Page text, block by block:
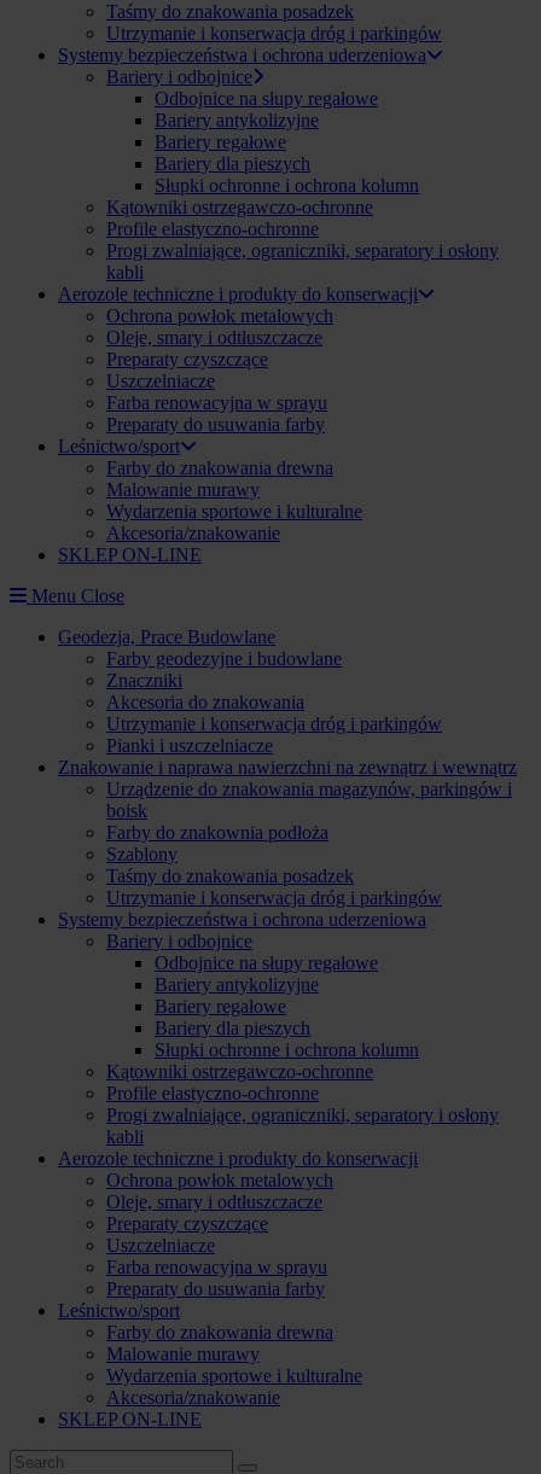
Taśmy do znakowania posadzek
Utrzymanie i konserwacja dróg i parkingów
Systemy bezpieczeństwa i ochrona uderzeniowa
Bariery i odbojnice
Odbojnice na słupy regałowe
Bariery antykolizyjne
Bariery regałowe
Bariery dla pieszych
Słupki ochronne i ochrona kolumn
Kątowniki ostrzegawczo-ochronne
Profile elastyczno-ochronne
Progi zwalniające, ograniczniki, separatory i osłony
kabli
Aerozole techniczne i produkty do konserwacji
Ochrona powłok metalowych
Oleje, smary i odtłuszczacze
Preparaty czyszczące
Uszczelniacze
Farba renowacyjna w sprayu
Preparaty do usuwania farby
Leśnictwo/sport
Farby do znakowania drewna
Malowanie murawy
Wydarzenia sportowe i kulturalne
Akcesoria/znakowanie
SKLEP ON-LINE
Menu Close
Geodezja, Prace Budowlane
Farby geodezyjne i budowlane
Znaczniki
Akcesoria do znakowania
Utrzymanie i konserwacja dróg i parkingów
Pianki i uszczelniacze
Znakowanie i naprawa nawierzchni na zewnątrz i wewnątrz
Urządzenie do znakowania magazynów, parkingów i
boisk
Farby do znakownia podłoża
Szablony
Taśmy do znakowania posadzek
Utrzymanie i konserwacja dróg i parkingów
Systemy bezpieczeństwa i ochrona uderzeniowa
Bariery i odbojnice
Odbojnice na słupy regałowe
Bariery antykolizyjne
Bariery regałowe
Bariery dla pieszych
Słupki ochronne i ochrona kolumn
Kątowniki ostrzegawczo-ochronne
Profile elastyczno-ochronne
Progi zwalniające, ograniczniki, separatory i osłony
kabli
Aerozole techniczne i produkty do konserwacji
Ochrona powłok metalowych
Oleje, smary i odtłuszczacze
Preparaty czyszczące
Uszczelniacze
Farba renowacyjna w sprayu
Preparaty do usuwania farby
Leśnictwo/sport
Farby do znakowania drewna
Malowanie murawy
Wydarzenia sportowe i kulturalne
Akcesoria/znakowanie
SKLEP ON-LINE